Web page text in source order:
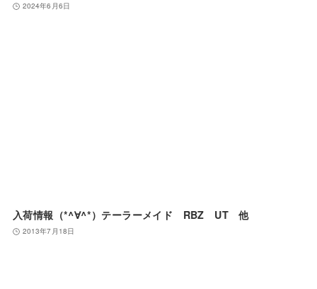
2024年6月6日
入荷情報（*^∀^*）テーラーメイド RBZ UT 他
2013年7月18日